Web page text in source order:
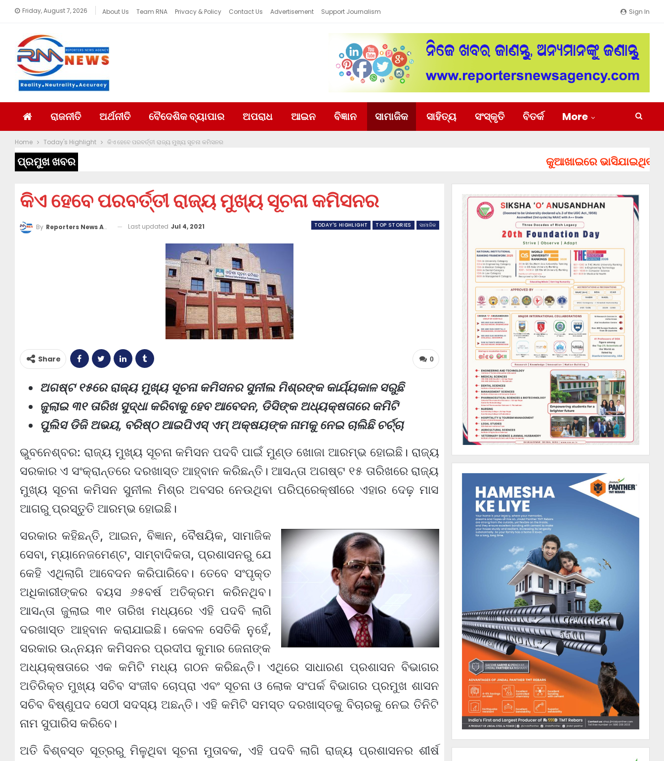
Sign In
Friday, August 7, 2026 About Us Team RNA Privacy & Policy Contact Us Advertisement Support Journalism
ରାଜନୀତି ଅର୍ଥନୀତି ବୈଦେଶିକ ବ୍ୟାପାର ଅପରାଧ ଆଇନ ବିଜ୍ଞାନ ସାମାଜିକ ସାହିତ୍ୟ ସଂସ୍କୃତି ବିତର୍କ More
Home Today's Highlight କିଏ ହେବେ ପରବର୍ତ୍ତୀ ରାଜ୍ୟ ମୁଖ୍ୟ ସୂଚନା କମିସନର
ପ୍ରମୁଖ ଖବର କୁଆଖାଇରେ ଭାସିଯାଇଥିବା ୨
କିଏ ହେବେ ପରବର୍ତ୍ତୀ ରାଜ୍ୟ ମୁଖ୍ୟ ସୂଚନା କମିସନର
TODAY'S HIGHLIGHT TOP STORIES ସାମାଜିକ
By Reporters News Agency Last updated Jul 4, 2021
0
Share
ଅଗଷ୍ଟ ୧୫ରେ ରାଜ୍ୟ ମୁଖ୍ୟ ସୂଚନା କମିସନର ସୁନୀଲ ମିଶ୍ରଙ୍କ କାର୍ଯ୍ୟକାଳ ସରୁଛି
ଜୁଲାଇ ୩୧ ତାରିଖ ସୁଦ୍ଧା କରିବାକୁ ହେବ ଆବେଦନ, ଡିସିଙ୍କ ଅଧ୍ୟକ୍ଷତାରେ କମିଟି
ପୁଲିସ ଡିଜି ଅଭୟ, ବରିଷ୍ଠ ଆଇପିଏସ୍ ଏମ୍ ଅକ୍ଷୟଙ୍କ ନାମକୁ ନେଇ ଚାଲିଛି ଚର୍ଚ୍ଚା
ଭୁବନେଶ୍ବର: ରାଜ୍ୟ ମୁଖ୍ୟ ସୂଚନା କମିସନ ପଦବି ପାଇଁ ମୁଣ୍ଡ ଖୋଜା ଆରମ୍ଭ ହୋଇଛି। ରାଜ୍ୟ
ସରକାର ଏ ସଂକ୍ରାନ୍ତରେ ଦରଖାସ୍ତ ଆହ୍ବାନ କରିଛନ୍ତି। ଆସନ୍ତା ଅଗଷ୍ଟ ୧୫ ତାରିଖରେ ରାଜ୍ୟ
ମୁଖ୍ୟ ସୂଚନା କମିସନ ସୁନୀଲ ମିଶ୍ର ଅବସର ନେଉଥିବା ପରିପ୍ରେକ୍ଷୀରେ ଏହାର ଦେଢ଼ ମାସ
ଆଗରୁ ପ୍ରସ୍ତୁତି ଆରମ୍ଭ ହୋଇଛି।
ସରକାର କହିଛନ୍ତି, ଆଇନ, ବିଜ୍ଞାନ, ବୈଷୟିକ, ସାମାଜିକ
ସେବା, ମ୍ୟାନେଜମେଣ୍ଟ, ସାମ୍ବାଦିକତା, ପ୍ରଶାସନରୁ ଯେ
କେହି ଏଥିଲାଗି ଆବେଦନ କରିପାରିବେ। ତେବେ ସଂପୃକ୍ତ
ଅଧିକାରୀଙ୍କର ବୟସ ୬୫ବର୍ଷ ଅତିକ୍ରମ କରିନଥିବ।
ଆସନ୍ତା ଜୁଲାଇ ୩୧ ତାରିଖ ମଧ୍ୟରେ ଏହି ପଦବି ଲାଗି
ଦରଖାସ୍ତ ଆହ୍ବାନ କରାଯାଇଛି। କେବଳ ସେତିକି ନୁହେଁ,
ସରକାର ଉନ୍ନୟନ କମିସନର ପ୍ରଦୀପ କୁମାର ଜେନାଙ୍କ
ଅଧ୍ୟକ୍ଷତାରେ ଏକ କମିଟି ମଧ୍ୟ ଗଠନ କରିଛନ୍ତି। ଏଥିରେ ସାଧାରଣ ପ୍ରଶାସନ ବିଭାଗର
ଅତିରିକ୍ତ ମୁଖ୍ୟ ସଚିବ ସଂଜୀବ ଚୋପ୍ରା ଏବଂ ସୂଚନା ଓ ଲୋକ ସଂପର୍କ ବିଭାଗର ପ୍ରମୁଖ ଶାସନ
ସଚିବ ବିଷ୍ଣୁପଦ ସେଠୀ ସଦସ୍ୟ ଅଛନ୍ତି। ଏହି କମିଟି ସମସ୍ତ ଦରଖାସ୍ତକୁ ବିଚାରକୁ ନେଇ ତିନିଟି
ନାମ ସୁପାରିସ କରିବେ।
ଅତି ବିଶ୍ବସ୍ତ ସୂତ୍ରରୁ ମିଳୁଥିବା ସୂଚନା ମୁତାବକ, ଏହି ପଦବି ଲାଗି ରାଜ୍ୟ ପ୍ରଶାସନର ଶୀର୍ଷ